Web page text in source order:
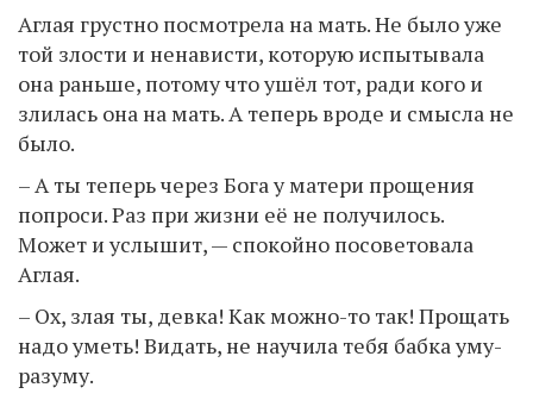
Аглая грустно посмотрела на мать. Не было уже
той злости и ненависти, которую испытывала
она раньше, потому что ушёл тот, ради кого и
злилась она на мать. А теперь вроде и смысла не
было.
– А ты теперь через Бога у матери прощения
попроси. Раз при жизни её не получилось.
Может и услышит, — спокойно посоветовала
Аглая.
– Ох, злая ты, девка! Как можно-то так! Прощать
надо уметь! Видать, не научила тебя бабка уму-
разуму.